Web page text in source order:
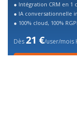
● Intégration CRM en 1
● IA conversationnelle
● 100% cloud, 100%
Dès21 €/user/mois